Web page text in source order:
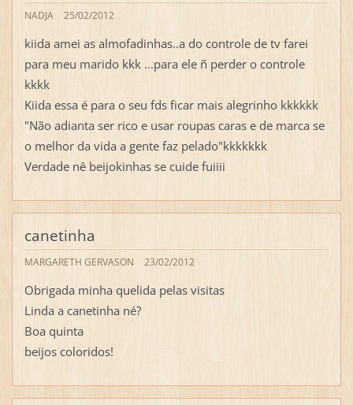
NADJA 25/02/2012
kiida amei as almofadinhas..a do controle de tv farei
para meu marido kkk ...para ele ñ perder o controle
kkkk
Kiida essa é para o seu fds ficar mais alegrinho kkkkkk
"Não adianta ser rico e usar roupas caras e de marca se
o melhor da vida a gente faz pelado"kkkkkkk
Verdade nê beijokinhas se cuide fuiiii
canetinha
MARGARETH GERVASON 23/02/2012
Obrigada minha quelida pelas visitas
Linda a canetinha né?
Boa quinta
beijos coloridos!